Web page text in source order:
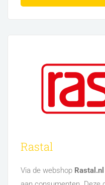
Rastal
Via de webshop Rastal.nl